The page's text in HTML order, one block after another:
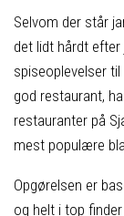
Selvom der står
det lidt hårdt
spiseoplevelser
god restaurant,
restauranter på
mest populære
Opgørelsen er
og helt i top